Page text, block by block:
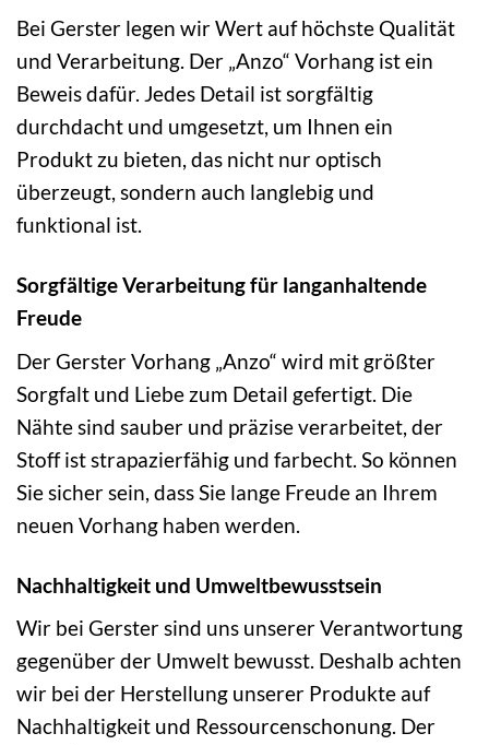
Bei Gerster legen wir Wert auf höchste Qualität
und Verarbeitung. Der „Anzo“ Vorhang ist ein
Beweis dafür. Jedes Detail ist sorgfältig
durchdacht und umgesetzt, um Ihnen ein
Produkt zu bieten, das nicht nur optisch
überzeugt, sondern auch langlebig und
funktional ist.
Sorgfältige Verarbeitung für langanhaltende
Freude
Der Gerster Vorhang „Anzo“ wird mit größter
Sorgfalt und Liebe zum Detail gefertigt. Die
Nähte sind sauber und präzise verarbeitet, der
Stoff ist strapazierfähig und farbecht. So können
Sie sicher sein, dass Sie lange Freude an Ihrem
neuen Vorhang haben werden.
Nachhaltigkeit und Umweltbewusstsein
Wir bei Gerster sind uns unserer Verantwortung
gegenüber der Umwelt bewusst. Deshalb achten
wir bei der Herstellung unserer Produkte auf
Nachhaltigkeit und Ressourcenschonung. Der